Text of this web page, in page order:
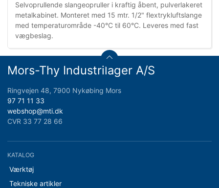
Selvoprullende slangeopruller i kraftig åbent, pulverlakeret
metalkabinet. Monteret med 15 mtr. 1/2" flextrykluftslange
med temperaturområde -40°C til 60°C. Leveres med fast
vægbeslag.
Mors-Thy Industrilager A/S
Ringvejen 48, 7900 Nykøbing Mors
97 71 11 33
webshop@mti.dk
CVR 33 77 28 66
KATALOG
Værktøj
Tekniske artikler